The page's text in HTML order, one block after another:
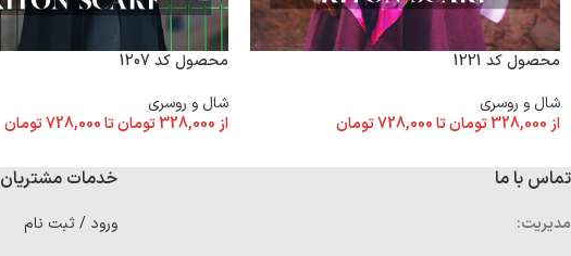
محصول کد 1221
شال و روسری
از 328,000تومانتا728,000تومان
محصول کد 1207
شال و روسری
از328,000 تومانتا728,000تومان
تماس با ما
مدیریت:
خدمات مشتریان
ورود / ثبت نام